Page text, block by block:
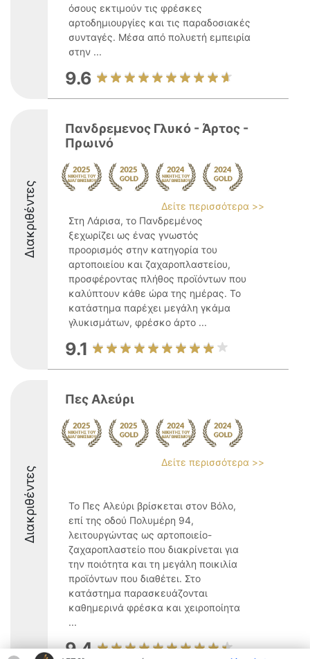
όσους εκτιμούν τις φρέσκες
αρτοδημιουργίες και τις παραδοσιακές
συνταγές. Μέσα από πολυετή εμπειρία
στην ...
9.6
Διακριθέντες
Πανδρεμενος Γλυκό - Άρτος -
Πρωινό
Δείτε περισσότερα >>
Στη Λάρισα, το Πανδρεμένος
ξεχωρίζει ως ένας γνωστός
προορισμός στην κατηγορία του
αρτοποιείου και ζαχαροπλαστείου,
προσφέροντας πλήθος προϊόντων που
καλύπτουν κάθε ώρα της ημέρας. Το
κατάστημα παρέχει μεγάλη γκάμα
γλυκισμάτων, φρέσκο άρτο ...
9.1
Διακριθέντες
Πες Αλεύρι
Δείτε περισσότερα >>
Το Πες Αλεύρι βρίσκεται στον Βόλο,
επί της οδού Πολυμέρη 94,
λειτουργώντας ως αρτοποιείο-
ζαχαροπλαστείο που διακρίνεται για
την ποιότητα και τη μεγάλη ποικιλία
προϊόντων που διαθέτει. Στο
κατάστημα παρασκευάζονται
καθημερινά φρέσκα και χειροποίητα
...
9.4